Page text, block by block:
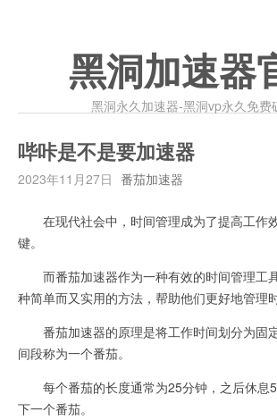
黑洞加速器
黑洞永久加速器-黑洞vp永久免费
哔咔是不是要加速器
2023年11月27日 番茄加速器
在现代社会中，时间管理成为了提高工作
键。
而番茄加速器作为一种有效的时间管理工
种简单而又实用的方法，帮助他们更好地管理
番茄加速器的原理是将工作时间划分为固
间段称为一个番茄。
每个番茄的长度通常为25分钟，之后休息
下一个番茄。